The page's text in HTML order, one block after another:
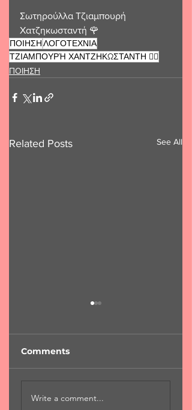
Σωτηρούλλα Τζιαμπουρή
Χατζηκωσταντή 🌹
ΠΟΙΗΣΗΛΟΓΟΤΕΧΝΙΑ
ΤΖΙΑΜΠΟΥΡΉ ΧΑΝΤΖΗΚΩΣΤΑΝΤΗ ❤️‍🔥
ΠΟΙΗΣΗ
Related Posts See All
μάνα"
Comments
Write a comment...